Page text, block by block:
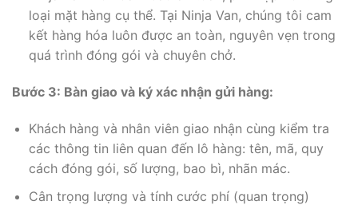
loại mặt hàng cụ thể. Tại Ninja Van, chúng tôi cam
kết hàng hóa luôn được an toàn, nguyên vẹn trong
quá trình đóng gói và chuyên chở.
Bước 3: Bàn giao và ký xác nhận gửi hàng:
Khách hàng và nhân viên giao nhận cùng kiểm tra
các thông tin liên quan đến lô hàng: tên, mã, quy
cách đóng gói, số lượng, bao bì, nhãn mác.
Cân trọng lượng và tính cước phí (quan trọng)